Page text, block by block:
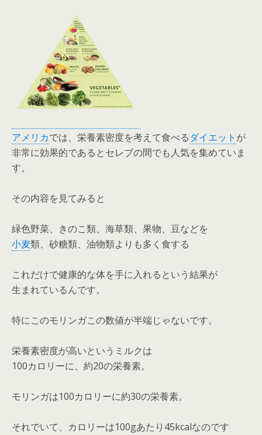
アメリカでは、栄養素密度を考えて食べるダイエット が
非常に効果的であるとセレブの間でも人気を集めていま
す。
その内容を見てみると
緑色野菜、きのこ類、海草類、果物、豆などを
小麦類、砂糖類、油物類よりも多く食する
これだけで健康的な体を手に入れるという結果が
生まれているんです。
特にこのモリンガこの数値が半端じゃないです。
栄養素密度が高いというミルクは
100カロリーに、約20の栄養素。
モリンガは100カロリーに約30の栄養素。
それでいて、カロリーは100gあたり45kcalなのです